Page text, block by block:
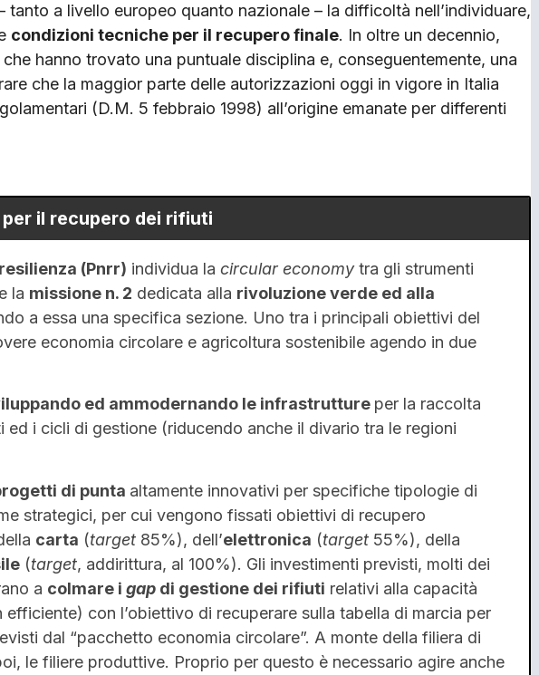
tanto a livello europeo quanto nazionale – la difficoltà nell’individuare,
condizioni tecniche per il recupero finale. In oltre un decennio,
hanno trovato una puntuale disciplina e, conseguentemente, una
che la maggior parte delle autorizzazioni oggi in vigore in Italia
(D.M. 5 febbraio 1998) all’origine emanate per differenti
il recupero dei rifiuti
(Pnrr) individua la circular economytra gli strumenti
la missione n. 2 dedicata alla rivoluzione verde ed alla
a essa una specifica sezione. Uno tra i principali obiettivi del
economia circolare e agricoltura sostenibile agendo in due
ed ammodernando le infrastrutture per la raccolta
i cicli di gestione (riducendo anche il divario tra le regioni
di punta altamente innovativi per specifiche tipologie di
strategici, per cui vengono fissati obiettivi di recupero
carta (target 85%), dell’elettronica (target 55%), della
(target, addirittura, al 100%). Gli investimenti previsti, molti dei
a colmare i gap di gestione dei rifiuti relativi alla capacità
con l’obiettivo di recuperare sulla tabella di marcia per
dal “pacchetto economia circolare”. A monte della filiera di
le filiere produttive. Proprio per questo è necessario agire anche